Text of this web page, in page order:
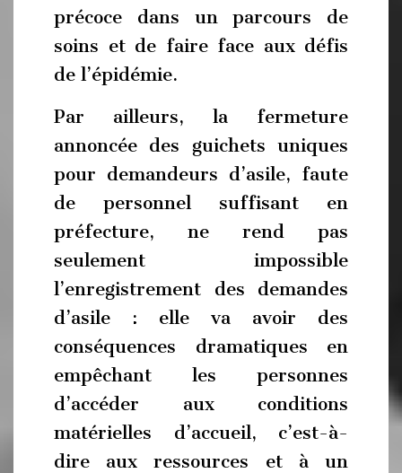
précoce dans un parcours de
soins et de faire face aux défis
de l’épidémie.
Par ailleurs, la fermeture
annoncée des guichets uniques
pour demandeurs d’asile, faute
de personnel suffisant en
préfecture, ne rend pas
seulement impossible
l’enregistrement des demandes
d’asile : elle va avoir des
conséquences dramatiques en
empêchant les personnes
d’accéder aux conditions
matérielles d’accueil, c’est-à-
dire aux ressources et à un